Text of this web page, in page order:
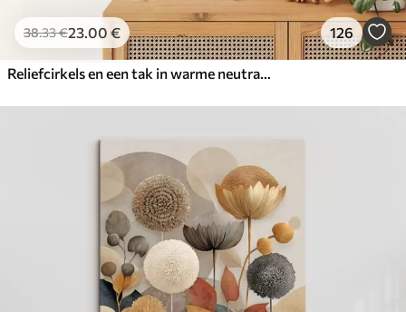
38.33€23.00 € 126
Reliefcirkels en een tak in warme neutrale tinten